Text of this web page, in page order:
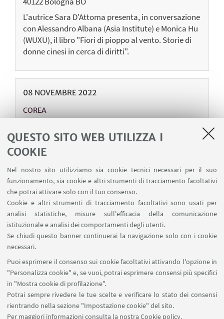
QUESTO SITO WEB UTILIZZA I
COOKIE
Nel nostro sito utilizziamo sia cookie tecnici necessari per il suo
funzionamento, sia cookie e altri strumenti di tracciamento facoltativi
che potrai attivare solo con il tuo consenso.
Cookie e altri strumenti di tracciamento facoltativi sono usati per
analisi statistiche, misure sull'efficacia della comunicazione
istituzionale e analisi dei comportamenti degli utenti.
Se chiudi questo banner continuerai la navigazione solo con i cookie
necessari.
Puoi esprimere il consenso sui cookie facoltativi attivando l'opzione in
"Personalizza cookie" e, se vuoi, potrai esprimere consensi più specifici
in "Mostra cookie di profilazione".
Potrai sempre rivedere le tue scelte e verificare lo stato dei consensi
rientrando nella sezione "Impostazione cookie" del sito.
Per maggiori informazioniconsulta la nostra Cookie policy.
L'autrice Sara D'Attoma presenta, in conversazione
con Alessandro Albana (Asia Institute) e Monica Hu
(WUXU), il libro "Fiori di pioppo al vento. Storie di
donne cinesi in cerca di diritti".
08 NOVEMBRE 2022
COREA
MY CAT
Cinema Rialto, Via Rialto, 19, 40126 Bologna BO
🇰🇷 Continua la rassegna di film asiatici a cura
della Associazione Culturale Takamori in
collaborazione con Asia Institute
«
Precedenti
12
elementi Successivi
12
elementi
7 8